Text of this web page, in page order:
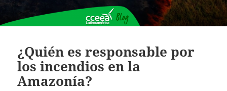
¿Quién es responsable por
los incendios en la
Amazonía?